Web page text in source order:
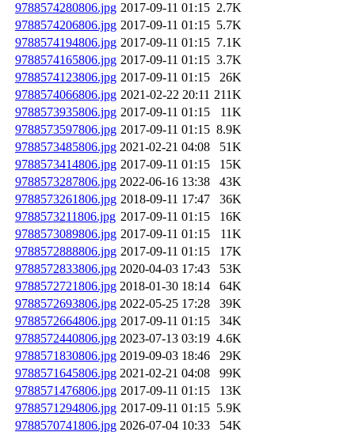
9788574280806.jpg 2017-09-11 01:15 2.7K
9788574206806.jpg 2017-09-11 01:15 5.7K
9788574194806.jpg 2017-09-11 01:15 7.1K
9788574165806.jpg 2017-09-11 01:15 3.7K
9788574123806.jpg 2017-09-11 01:15
26K
9788574066806.jpg 2021-02-22 20:11 211K
9788573935806.jpg 2017-09-11 01:15
11K
9788573597806.jpg 2017-09-11 01:15 8.9K
9788573485806.jpg 2021-02-21 04:08
51K
9788573414806.jpg 2017-09-11 01:15
15K
9788573287806.jpg 2022-06-16 13:38
43K
9788573261806.jpg 2018-09-11 17:47
36K
9788573211806.jpg 2017-09-11 01:15
16K
9788573089806.jpg 2017-09-11 01:15
11K
9788572888806.jpg 2017-09-11 01:15
17K
9788572833806.jpg 2020-04-03 17:43
53K
9788572721806.jpg 2018-01-30 18:14
64K
9788572693806.jpg 2022-05-25 17:28
39K
9788572664806.jpg 2017-09-11 01:15
34K
9788572440806.jpg 2023-07-13 03:19 4.6K
9788571830806.jpg 2019-09-03 18:46
29K
9788571645806.jpg 2021-02-21 04:08
99K
9788571476806.jpg 2017-09-11 01:15
13K
9788571294806.jpg 2017-09-11 01:15 5.9K
9788570741806.jpg 2026-07-04 10:33 54K